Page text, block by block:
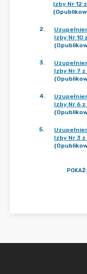
Izby Nr 12
2.
Izby Nr 10
3.
Izby Nr 7
4.
Izby Nr 6 z
5.
Izby Nr 3
POKAŻ: